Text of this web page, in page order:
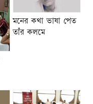
মনের কথা ভাষা পেত
তাঁর কলমে